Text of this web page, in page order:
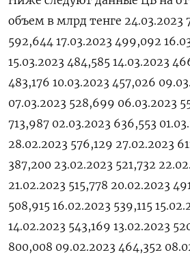
объем в млрд тенге 24.03.2023
592,644 17.03.2023 499,092
15.03.2023 484,585 14.03.2023
483,176 10.03.2023 457,026
07.03.2023 528,699 06.03.2023
713,987 02.03.2023 636,553
28.02.2023 576,129 27.02.2023
387,200 23.02.2023 521,732
21.02.2023 515,778 20.02.2023
508,915 16.02.2023 539,115
14.02.2023 543,169 13.02.2023
800,008 09.02.2023 464,352